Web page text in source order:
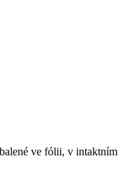
ve fólii, v intaktním